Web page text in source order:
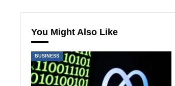
You Might Also Like
BUSINESS